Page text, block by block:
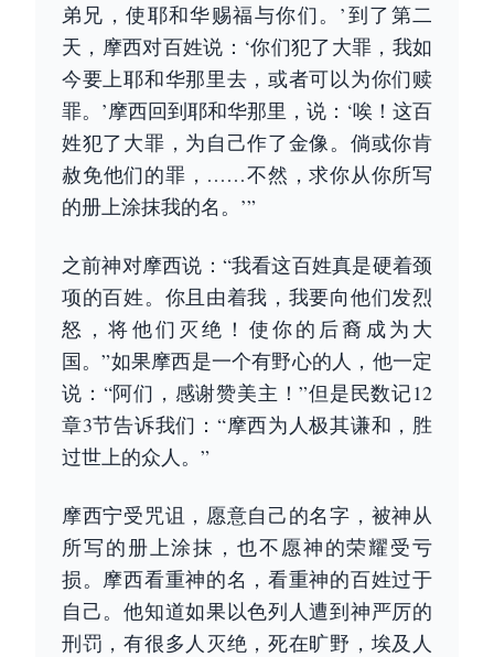
弟兄，使耶和华赐福与你们。’到了第二
天，摩西对百姓说：‘你们犯了大罪，我如
今要上耶和华那里去，或者可以为你们赎
罪。’摩西回到耶和华那里，说：‘唉！这百
姓犯了大罪，为自己作了金像。倘或你肯
赦免他们的罪，……不然，求你从你所写
的册上涂抹我的名。’”
之前神对摩西说：“我看这百姓真是硬着颈
项的百姓。你且由着我，我要向他们发烈
怒，将他们灭绝！使你的后裔成为大
国。”如果摩西是一个有野心的人，他一定
说：“阿们，感谢赞美主！”但是民数记12
章3节告诉我们：“摩西为人极其谦和，胜
过世上的众人。”
摩西宁受咒诅，愿意自己的名字，被神从
所写的册上涂抹，也不愿神的荣耀受亏
损。摩西看重神的名，看重神的百姓过于
自己。他知道如果以色列人遭到神严厉的
刑罚，有很多人灭绝，死在旷野，埃及人